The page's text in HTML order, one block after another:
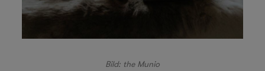
Bild: the Munio